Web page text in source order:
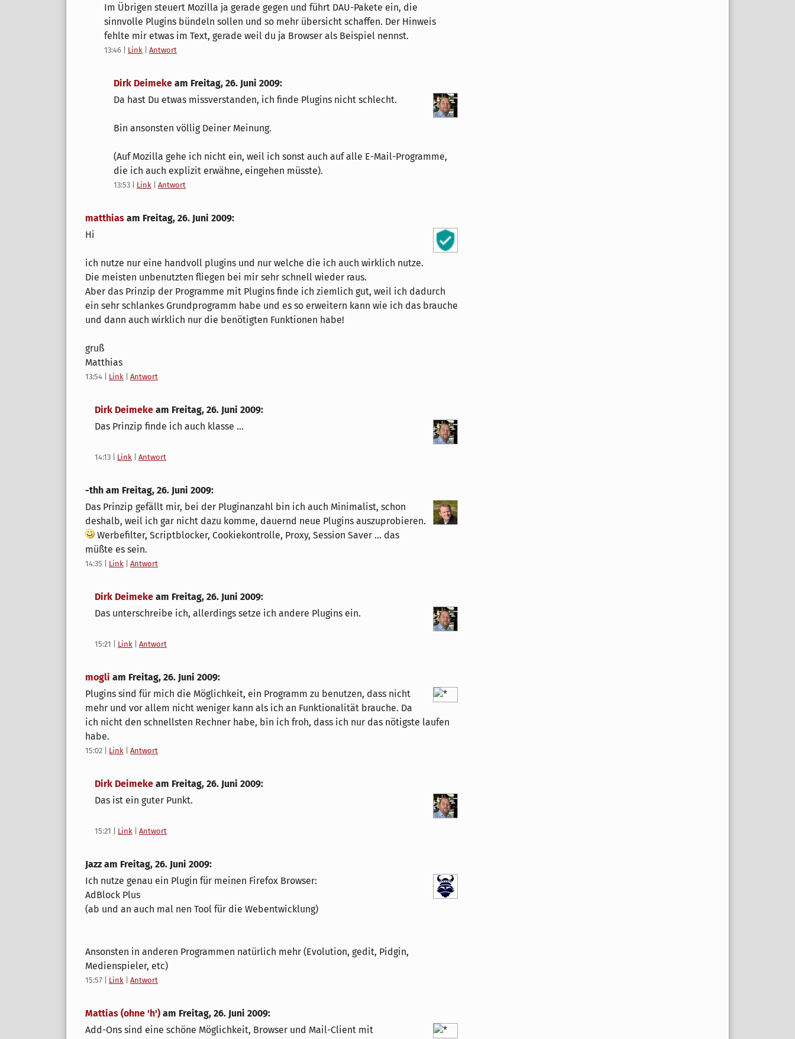
Im Übrigen steuert Mozilla ja gerade gegen und führt DAU-Pakete ein, die
sinnvolle Plugins bündeln sollen und so mehr übersicht schaffen. Der Hinweis
fehlte mir etwas im Text, gerade weil du ja Browser als Beispiel nennst.
13:46 Link Antwort
Dirk Deimeke am Freitag, 26. Juni 2009:
Da hast Du etwas missverstanden, ich finde Plugins nicht schlecht.
Bin ansonsten völlig Deiner Meinung.
(Auf Mozilla gehe ich nicht ein, weil ich sonst auch auf alle E-Mail-Programme,
die ich auch explizit erwähne, eingehen müsste).
13:53 Link Antwort
matthias am Freitag, 26. Juni 2009:
Hi
ich nutze nur eine handvoll plugins und nur welche die ich auch wirklich nutze.
Die meisten unbenutzten fliegen bei mir sehr schnell wieder raus.
Aber das Prinzip der Programme mit Plugins finde ich ziemlich gut, weil ich dadurch
ein sehr schlankes Grundprogramm habe und es so erweitern kann wie ich das brauche
und dann auch wirklich nur die benötigten Funktionen habe!
gruß
Matthias
13:54 Link Antwort
Dirk Deimeke am Freitag, 26. Juni 2009:
Das Prinzip finde ich auch klasse ...
14:13 Link Antwort
-thh am Freitag, 26. Juni 2009:
Das Prinzip gefällt mir, bei der Pluginanzahl bin ich auch Minimalist, schon
deshalb, weil ich gar nicht dazu komme, dauernd neue Plugins auszuprobieren.
Werbefilter, Scriptblocker, Cookiekontrolle, Proxy, Session Saver ... das
müßte es sein.
14:35 Link Antwort
Dirk Deimeke am Freitag, 26. Juni 2009:
Das unterschreibe ich, allerdings setze ich andere Plugins ein.
15:21 Link Antwort
mogli am Freitag, 26. Juni 2009:
Plugins sind für mich die Möglichkeit, ein Programm zu benutzen, dass nicht
mehr und vor allem nicht weniger kann als ich an Funktionalität brauche. Da
ich nicht den schnellsten Rechner habe, bin ich froh, dass ich nur das nötigste laufen
habe.
15:02 Link Antwort
Dirk Deimeke am Freitag, 26. Juni 2009:
Das ist ein guter Punkt.
15:21 Link Antwort
Jazz am Freitag, 26. Juni 2009:
Ich nutze genau ein Plugin für meinen Firefox Browser:
AdBlock Plus
(ab und an auch mal nen Tool für die Webentwicklung)
Ansonsten in anderen Programmen natürlich mehr (Evolution, gedit, Pidgin,
Medienspieler, etc)
15:57 Link Antwort
Mattias (ohne 'h') am Freitag, 26. Juni 2009:
Add-Ons sind eine schöne Möglichkeit, Browser und Mail-Client mit